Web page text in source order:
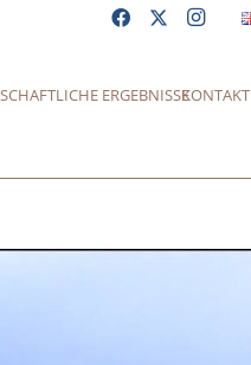
ERGEBNISSEKONTAKT